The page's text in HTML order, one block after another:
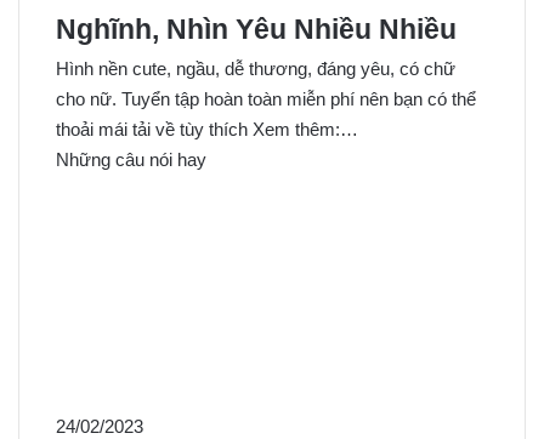
Nghĩnh, Nhìn Yêu Nhiều Nhiều
Hình nền cute, ngầu, dễ thương, đáng yêu, có chữ
cho nữ. Tuyển tập hoàn toàn miễn phí nên bạn có thể
thoải mái tải về tùy thích Xem thêm:…
Những câu nói hay
24/02/2023